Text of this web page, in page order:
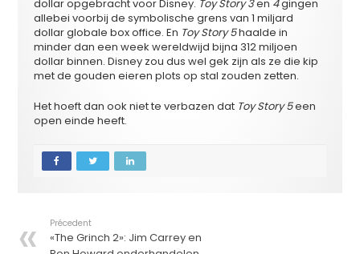
dollar opgebracht voor Disney. Toy Story 3en 4gingen
allebei voorbij de symbolische grens van 1 miljard
dollar globale box office. En Toy Story 5haalde in
minder dan een week wereldwijd bijna 312 miljoen
dollar binnen. Disney zou dus wel gek zijn als ze die kip
met de gouden eieren plots op stal zouden zetten.
Het hoeft dan ook niet te verbazen dat Toy Story 5een
open einde heeft.
Précedent
«The Grinch 2»: Jim Carrey en